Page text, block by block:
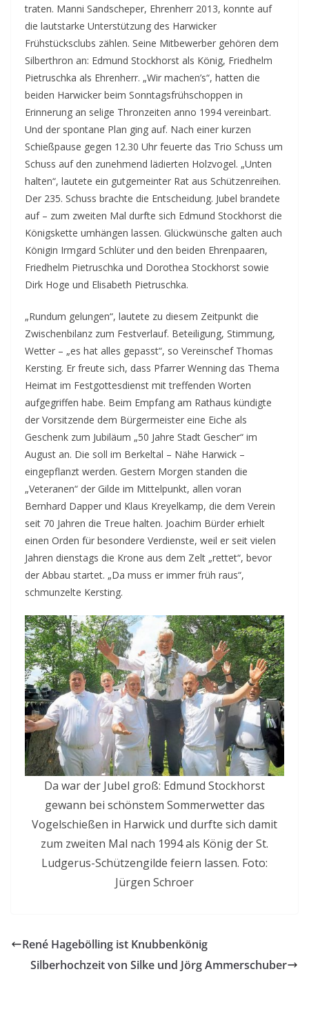
traten. Manni Sandscheper, Ehrenherr 2013, konnte auf
die lautstarke Unterstützung des Harwicker
Frühstücksclubs zählen. Seine Mitbewerber gehören dem
Silberthron an: Edmund Stockhorst als König, Friedhelm
Pietruschka als Ehrenherr. „Wir machen’s“, hatten die
beiden Harwicker beim Sonntagsfrühschoppen in
Erinnerung an selige Thronzeiten anno 1994 vereinbart.
Und der spontane Plan ging auf. Nach einer kurzen
Schießpause gegen 12.30 Uhr feuerte das Trio Schuss um
Schuss auf den zunehmend lädierten Holzvogel. „Unten
halten“, lautete ein gutgemeinter Rat aus Schützenreihen.
Der 235. Schuss brachte die Entscheidung. Jubel brandete
auf – zum zweiten Mal durfte sich Edmund Stockhorst die
Königskette umhängen lassen. Glückwünsche galten auch
Königin Irmgard Schlüter und den beiden Ehrenpaaren,
Friedhelm Pietruschka und Dorothea Stockhorst sowie
Dirk Hoge und Elisabeth Pietruschka.
„Rundum gelungen“, lautete zu diesem Zeitpunkt die
Zwischenbilanz zum Festverlauf. Beteiligung, Stimmung,
Wetter – „es hat alles gepasst“, so Vereinschef Thomas
Kersting. Er freute sich, dass Pfarrer Wenning das Thema
Heimat im Festgottesdienst mit treffenden Worten
aufgegriffen habe. Beim Empfang am Rathaus kündigte
der Vorsitzende dem Bürgermeister eine Eiche als
Geschenk zum Jubiläum „50 Jahre Stadt Gescher“ im
August an. Die soll im Berkeltal – Nähe Harwick –
eingepflanzt werden. Gestern Morgen standen die
„Veteranen“ der Gilde im Mittelpunkt, allen voran
Bernhard Dapper und Klaus Kreyelkamp, die dem Verein
seit 70 Jahren die Treue halten. Joachim Bürder erhielt
einen Orden für besondere Verdienste, weil er seit vielen
Jahren dienstags die Krone aus dem Zelt „rettet“, bevor
der Abbau startet. „Da muss er immer früh raus“,
schmunzelte Kersting.
Da war der Jubel groß: Edmund Stockhorst
gewann bei schönstem Sommerwetter das
Vogelschießen in Harwick und durfte sich damit
zum zweiten Mal nach 1994 als König der St.
Ludgerus-Schützengilde feiern lassen. Foto:
Jürgen Schroer
René Hagebölling ist Knubbenkönig
Silberhochzeit von Silke und Jörg Ammerschuber